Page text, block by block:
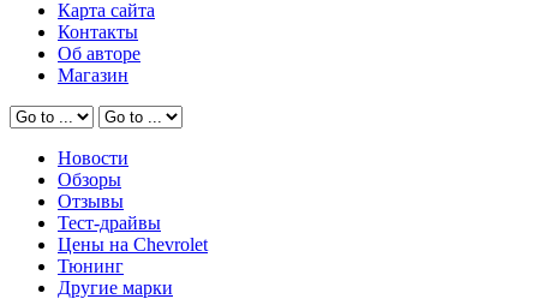
Карта сайта
Контакты
Об авторе
Магазин
Новости
Обзоры
Отзывы
Тест-драйвы
Цены на Chevrolet
Тюнинг
Другие марки